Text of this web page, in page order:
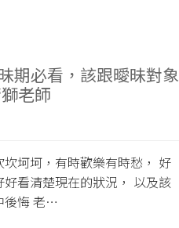
期必看，該跟曖昧對象
老師
坷坷，有時歡樂有時愁， 好
看清楚現在的狀況， 以及該
後悔 老…